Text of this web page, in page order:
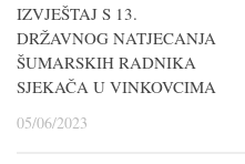
IZVJEŠTAJ S 13.
DRŽAVNOG NATJECANJA
ŠUMARSKIH RADNIKA
SJEKAČA U VINKOVCIMA
05/06/2023